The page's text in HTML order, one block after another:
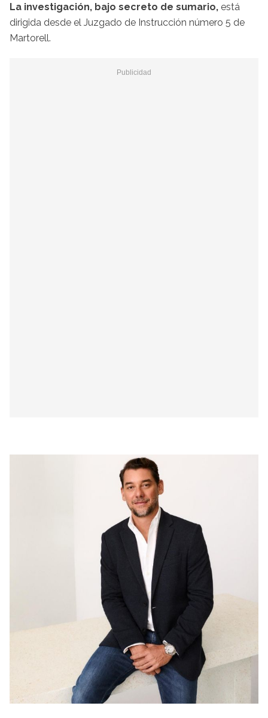
La investigación, bajo secreto de sumario, está
dirigida desde el Juzgado de Instrucción número 5 de
Martorell.